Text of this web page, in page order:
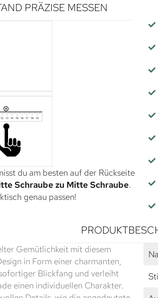
PRÄZISE MESSEN
du am besten auf der Rückseite
Schraube zu Mitte Schraube.
genau passen!
Gemütlichkeit mit diesem
in Form einer charmanten,
Blickfang und verleiht
einen individuellen Charakter.